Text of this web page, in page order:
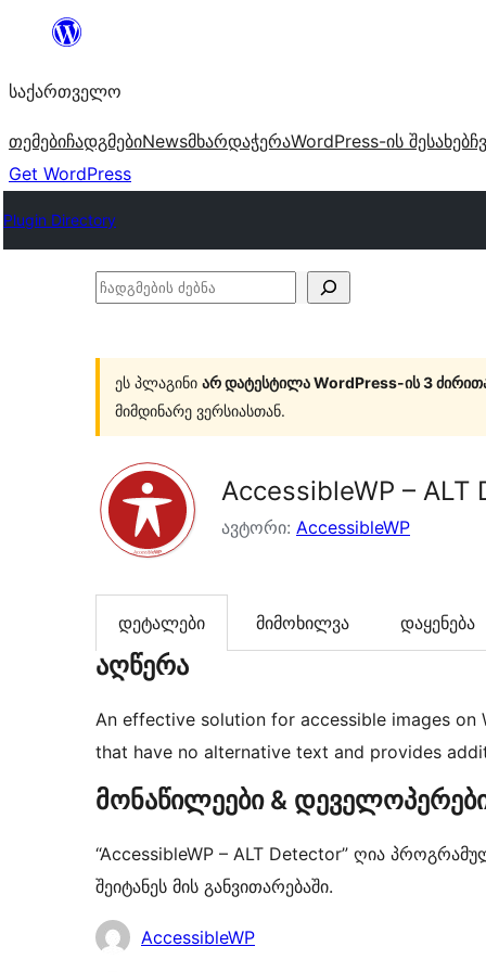
შიგთავსზე
საქართველო
თემებიჩადგმებიNewsმხარდაჭერაWordPress-ის შესახებ
Get WordPress
Plugin Directory
ჩადგმების
ეს პლაგინი არ დატესტილა WordPress-ის 3
მიმდინარე ვერსიასთან.
AccessibleWP – ALT
ავტორი: AccessibleWP
დეტალები მიმოხილვა დაყენება
აღწერა
An effective solution for accessible images on
that have no alternative text and provides
მონაწილეები &
“AccessibleWP – ALT Detector” ღია
შეიტანეს მის განვითარებაში.
მონაწილეები
AccessibleWP